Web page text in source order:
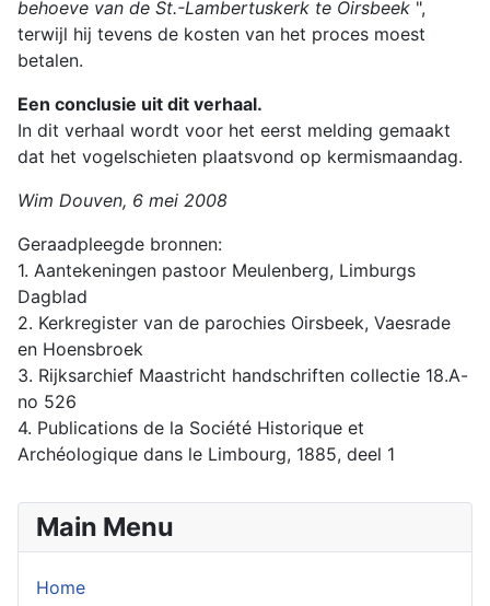
Main Menu
Home
behoeve van de St.-Lambertuskerk te Oirsbeek ",
terwijl hij tevens de kosten van het proces moest
betalen.
Een conclusie uit dit verhaal.
In dit verhaal wordt voor het eerst melding gemaakt
dat het vogelschieten plaatsvond op kermismaandag.
Wim Douven, 6 mei 2008
Geraadpleegde bronnen:
1. Aantekeningen pastoor Meulenberg, Limburgs
Dagblad
2. Kerkregister van de parochies Oirsbeek, Vaesrade
en Hoensbroek
3. Rijksarchief Maastricht handschriften collectie 18.A-
no 526
4. Publications de la Société Historique et
Archéologique dans le Limbourg, 1885, deel 1